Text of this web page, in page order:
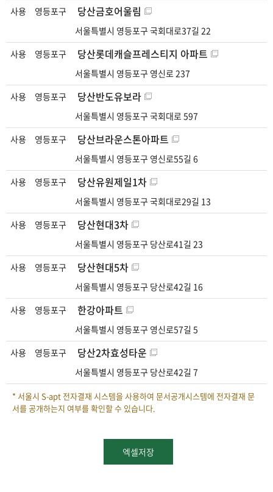
하
사용
영등포구 당산금호어울림
서울특별시 영등포구 국회대로37길 22
사용
영등포구 당산롯데캐슬프레스티지 아파트
서울특별시 영등포구 영신로 237
사용
영등포구 당산반도유보라
서울특별시 영등포구 국회대로 597
사용
영등포구 당산브라운스톤아파트
서울특별시 영등포구 영신로55길 6
사용
영등포구 당산유원제일1차
서울특별시 영등포구 국회대로29길 13
사용
영등포구 당산현대3차
서울특별시 영등포구 당산로41길 23
사용
영등포구 당산현대5차
서울특별시 영등포구 당산로42길 16
사용
영등포구 한강아파트
서울특별시 영등포구 영신로57길 5
사용
영등포구 당산2차효성타운
서울특별시 영등포구 당산로42길 7
* 서울시 S-apt 전자결재 시스템을 사용하여 문서공개시스템에 전자결재 문
서를 공개하는지 여부를 확인할 수 있습니다.
엑셀저장